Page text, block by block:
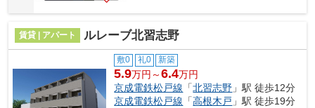
賃貸 | アパート ルレーブ北習志野
敷0 礼0 新築
5.9万円～6.4万円
京成電鉄松戸線 「北習志野 」駅 徒歩12分
京成電鉄松戸線 「高根木戸 」駅 徒歩19分